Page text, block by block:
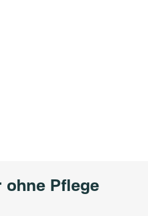
ohne Pflege